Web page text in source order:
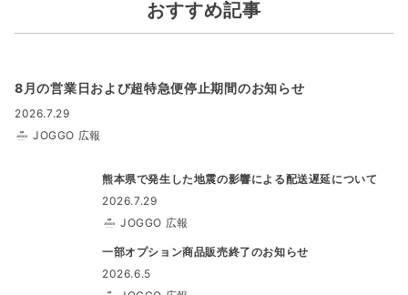
おすすめ記事
8月の営業日および超特急便停止期間のお知らせ
2026.7.29
JOGGO 広報
熊本県で発生した地震の影響による配送遅延について
2026.7.29
JOGGO 広報
一部オプション商品販売終了のお知らせ
2026.6.5